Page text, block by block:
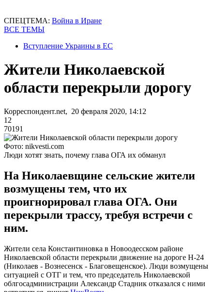
СПЕЦТЕМА: Война в Иране
ВСЕ ТЕМЫ
Вступление Украины в ЕС
Жители Николаевской
области перекрыли дорогу
Корреспондент.net, 20 февраля 2020, 14:12
12
70191
Фото: nikvesti.com
Люди хотят знать, почему глава ОГА их обманул
На Николаевщине сельские жители
возмущены тем, что их
проигнорировал глава ОГА. Они
перекрыли трассу, требуя встречи с
ним.
Жители села Константиновка в Новоодесском районе
Николаевской области перекрыли движение на дороге Н-24
(Николаев - Вознесенск - Благовещенское). Люди возмущены
ситуацией с ОТГ и тем, что председатель Николаевской
облгосадминистрации Александр Стадник отказался с ними